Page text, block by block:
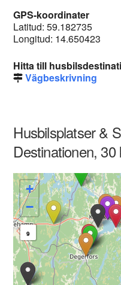
GPS-koordinater
Latitud: 59.182735
Longitud: 14.650423
Hitta till
Vägbeskrivning
Husbilsplatser &
Destinationen, 30
+
−
9